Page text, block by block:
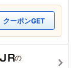
クーポンGET
の